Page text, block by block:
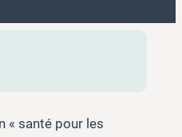
« santé pour les